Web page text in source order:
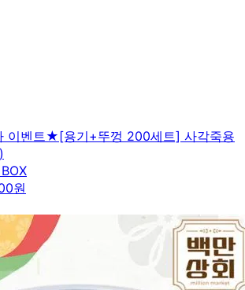
이벤트★[용기+뚜껑 200세트] 사각죽용
원